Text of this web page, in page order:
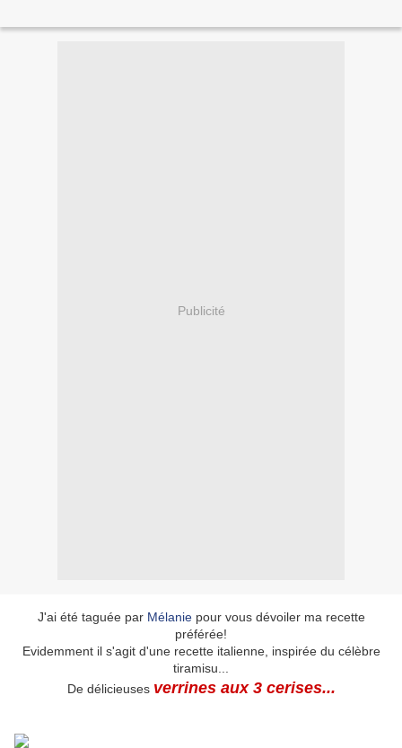
Publicité
J'ai été taguée par Mélaniepour vous dévoiler ma recette
préférée!
Evidemment il s'agit d'une recette italienne, inspirée du célèbre
tiramisu...
De délicieuses verrines aux 3 cerises...